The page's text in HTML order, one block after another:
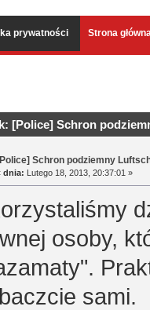
prywatności Strona
[Police] Schron
Schron podziemny
dnia: Lutego 18, 2013, 20:37:01 »
osoby,
sami.